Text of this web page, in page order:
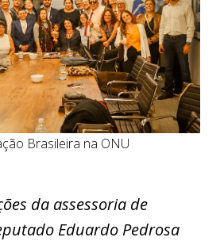
Brasileira na ONU
da assessoria de
Eduardo Pedrosa